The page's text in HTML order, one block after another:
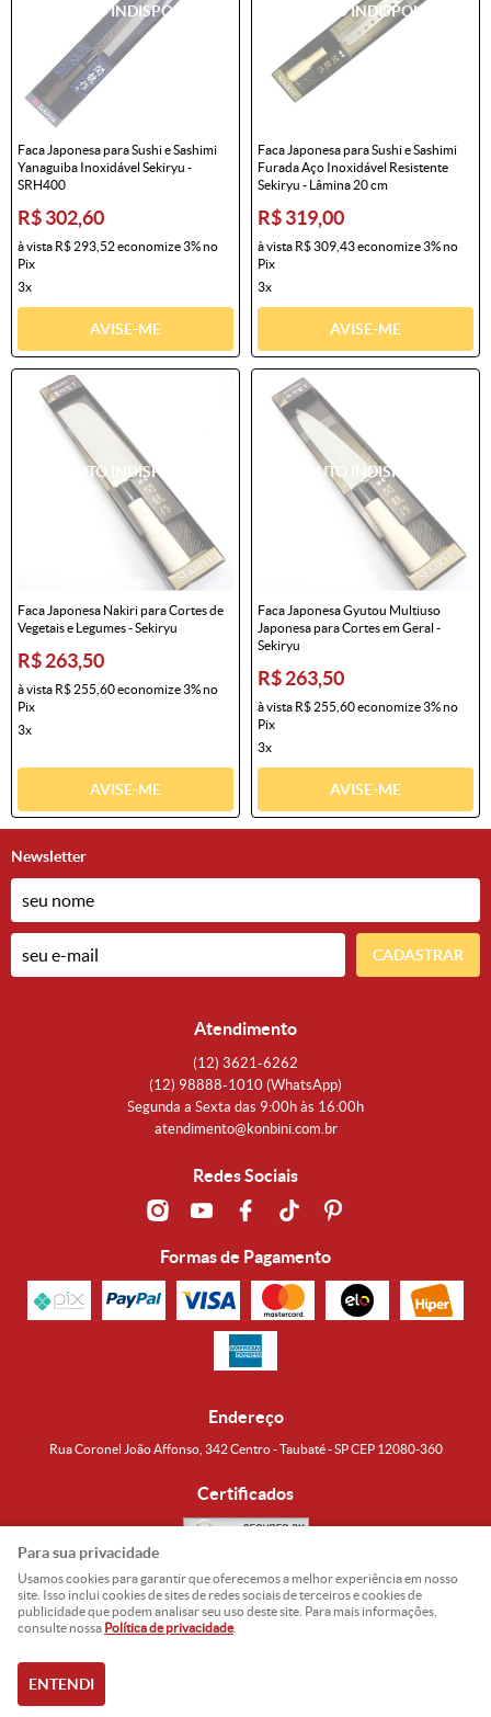
Faca Japonesa para Sushi e Sashimi
Yanaguiba Inoxidável Sekiryu -
SRH400
R$ 302,60
à vista R$ 293,52economize3%no
Pix
3x
AVISE-ME
Faca Japonesa para Sushi e Sashimi
Furada Aço Inoxidável Resistente
Sekiryu - Lâmina 20 cm
R$ 319,00
à vista R$ 309,43economize3%no
Pix
3x
AVISE-ME
Faca Japonesa Nakiri para Cortes de
Vegetais e Legumes - Sekiryu
R$ 263,50
à vista R$ 255,60economize3%no
Pix
3x
AVISE-ME
Faca Japonesa Gyutou Multiuso
Japonesa para Cortes em Geral -
Sekiryu
R$ 263,50
à vista R$ 255,60economize3%no
Pix
3x
AVISE-ME
Newsletter
CADASTRAR
Atendimento
(12) 3621-6262
(12) 98888-1010 (WhatsApp)
Segunda a Sexta das 9:00h às 16:00h
atendimento@konbini.com.br
Redes Sociais
Formas de Pagamento
Endereço
Rua Coronel João Affonso, 342 Centro - Taubaté - SP CEP 12080-360
Certificados
Noguti & Amaral Produtos Orientais LTDA CNPJ: 15.427.609/0001-19
Formas de Envio
Para sua privacidade
Usamos cookies para garantir que oferecemos a melhor experiência em nosso
site. Isso inclui cookies de sites de redes sociais de terceiros e cookies de
publicidade que podem analisar seu uso deste site. Para mais informações,
consulte nossa Política de privacidade.
ENTENDI